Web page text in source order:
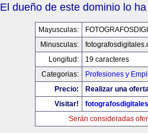
El dueño de este dominio lo
Mayusculas:
Minusculas:
Longitud:
19 caracteres
Categorias:
Profesiones y
Precio:
Realizar una
Visitar!
Serán consideradas